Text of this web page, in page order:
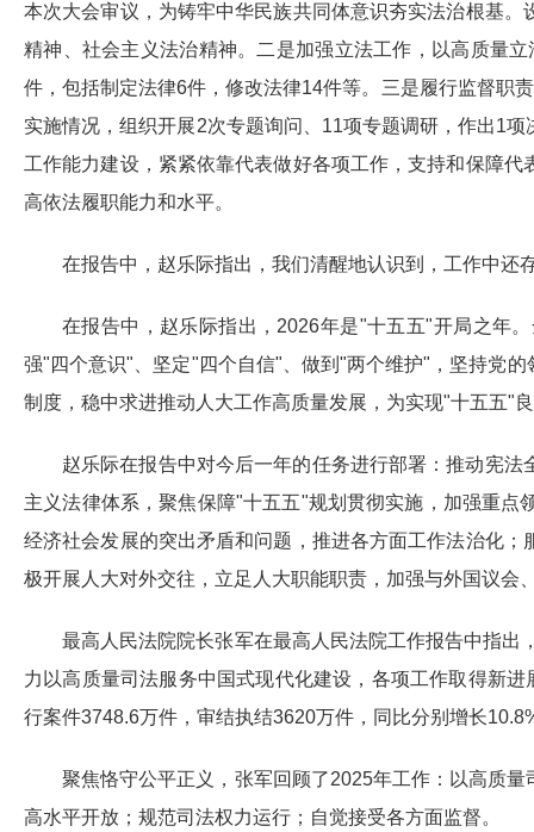
本次大会审议，为铸牢中华民族共同体意识夯实法治根基
精神、社会主义法治精神。二是加强立法工作，以高质量
件，包括制定法律6件，修改法律14件等。三是履行监督职
实施情况，组织开展2次专题询问、11项专题调研，作出1
工作能力建设，紧紧依靠代表做好各项工作，支持和保障
高依法履职能力和水平。
在报告中，赵乐际指出，我们清醒地认识到，工作中还
在报告中，赵乐际指出，2026年是"十五五"开局之年
强"四个意识"、坚定"四个自信"、做到"两个维护"，坚持党
制度，稳中求进推动人大工作高质量发展，为实现"十五五"
赵乐际在报告中对今后一年的任务进行部署：推动宪
主义法律体系，聚焦保障"十五五"规划贯彻实施，加强重
经济社会发展的突出矛盾和问题，推进各方面工作法治化
极开展人大对外交往，立足人大职能职责，加强与外国议
最高人民法院院长张军在最高人民法院工作报告中指
力以高质量司法服务中国式现代化建设，各项工作取得新
行案件3748.6万件，审结执结3620万件，同比分别增长
聚焦恪守公平正义，张军回顾了2025年工作：以高质
高水平开放；规范司法权力运行；自觉接受各方面监督。